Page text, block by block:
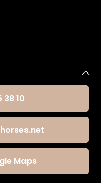
38 10
Maps